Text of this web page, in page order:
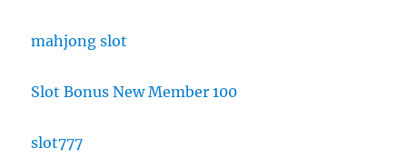
mahjong slot
Slot Bonus New Member 100
slot777